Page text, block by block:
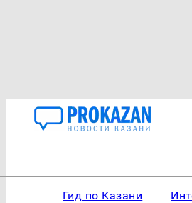
Гид по Казани